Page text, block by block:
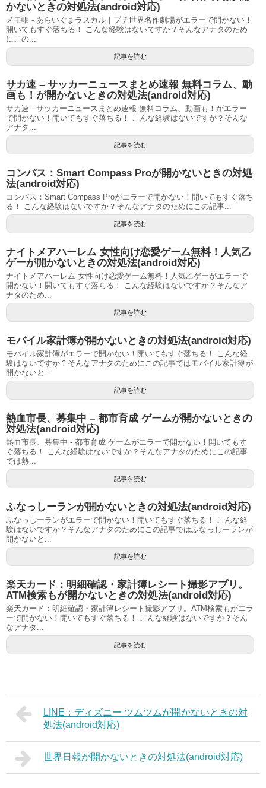
かないときの対処法(android対応)
メモ帳 - あらいぐまラスカル｜プチ世界名作劇場がエラーで開かない！
開いてもすぐ落ちる！ こんな経験はないですか？そんなアナタのため
にこの...
記事を読む
サカ速 – サッカーニュースまとめ速報 無料コラム、動
画も！が開かないときの対処法(android対応)
サカ速 - サッカーニュースまとめ速報 無料コラム、動画も！がエラー
で開かない！開いてもすぐ落ちる！ こんな経験はないですか？そんな
アナタ...
記事を読む
コンパス：Smart Compass Proが開かないときの対処
法(android対応)
コンパス：Smart Compass Proがエラーで開かない！開いてもすぐ落ち
る！ こんな経験はないですか？そんなアナタのためにこの記事...
記事を読む
ナイトメアハーレム 女性向け恋愛ゲーム無料！人気乙
ゲーが開かないときの対処法(android対応)
ナイトメアハーレム 女性向け恋愛ゲーム無料！人気乙ゲーがエラーで
開かない！開いてもすぐ落ちる！ こんな経験はないですか？そんなア
ナタのため...
記事を読む
モバイル家計簿が開かないときの対処法(android対応)
モバイル家計簿がエラーで開かない！開いてもすぐ落ちる！ こんな経
験はないですか？そんなアナタのためにこの記事ではモバイル家計簿が
開かないと...
記事を読む
熱血市長、募集中 – 都市育成 ゲームが開かないときの
対処法(android対応)
熱血市長、募集中 - 都市育成 ゲームがエラーで開かない！開いてもす
ぐ落ちる！ こんな経験はないですか？そんなアナタのためにこの記事
では熱...
記事を読む
ふなっしーランが開かないときの対処法(android対応)
ふなっしーランがエラーで開かない！開いてもすぐ落ちる！ こんな経
験はないですか？そんなアナタのためにこの記事ではふなっしーランが
開かないと...
記事を読む
楽天カード：明細確認・家計簿レシート撮影アプリ。
ATM検索もが開かないときの対処法(android対応)
楽天カード：明細確認・家計簿レシート撮影アプリ。ATM検索もがエラ
ーで開かない！開いてもすぐ落ちる！ こんな経験はないですか？そん
なアナタ...
記事を読む
LINE：ディズニー ツムツムが開かないときの対
処法(android対応)
世界日報が開かないときの対処法(android対応)